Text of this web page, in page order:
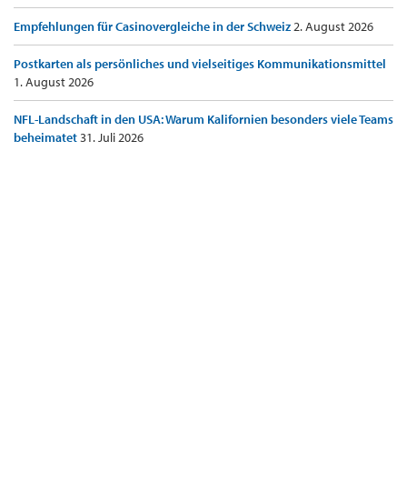
Empfehlungen für Casinovergleiche in der Schweiz2. August 2026
Postkarten als persönliches und vielseitiges Kommunikationsmittel
1. August 2026
NFL-Landschaft in den USA: Warum Kalifornien besonders viele Teams
beheimatet31. Juli 2026